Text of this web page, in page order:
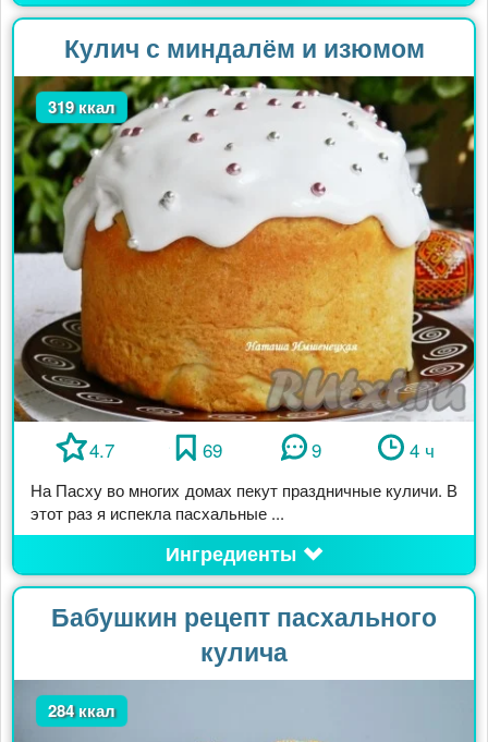
Кулич с миндалём и изюмом
319 ккал
4.7 69 9 4 ч
На Пасху во многих домах пекут праздничные куличи. В
этот раз я испекла пасхальные ...
Ингредиенты
Бабушкин рецепт пасхального
кулича
284 ккал